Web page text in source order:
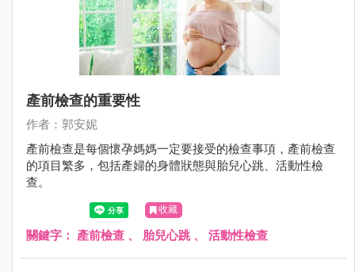
產前檢查的重要性
作者：郭安妮
產前檢查是每個懷孕媽媽一定要接受的檢查事項，產前檢查
的項目繁多，包括產婦的身體狀態與胎兒心跳、活動性檢
查。
收藏
關鍵字： 產前檢查 、 胎兒心跳、 活動性檢查